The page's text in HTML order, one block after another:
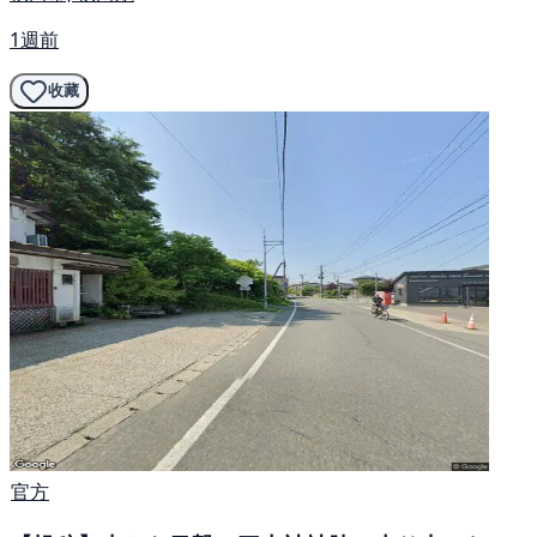
1週前
收藏
官方